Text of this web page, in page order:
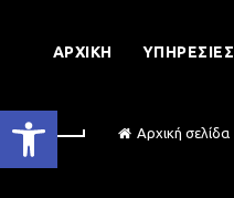
Ανοίξτε τη γραμμή εργαλείων
ΑΡΧΙΚΉ ΥΠΗΡΕΣΊΕΣ
Αρχική σελίδα